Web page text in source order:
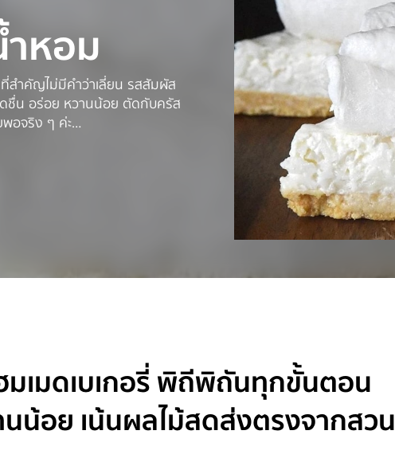
หอม
สำคัญไม่มีคำว่าเลี่ยน รสสัมผัส
ชื่น อร่อย หวานน้อย ตัดกับครัส
อจริง ๆ ค่ะ
มเมดเบเกอรี่ พิถีพิถันทุกขั้นตอน
น้อย เน้นผลไม้สดส่งตรงจากสวน